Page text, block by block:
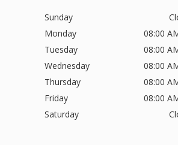
Sunday
Monday
08:00
Tuesday
08:00
Wednesday
08:00
Thursday
08:00
Friday
08:00
Saturday